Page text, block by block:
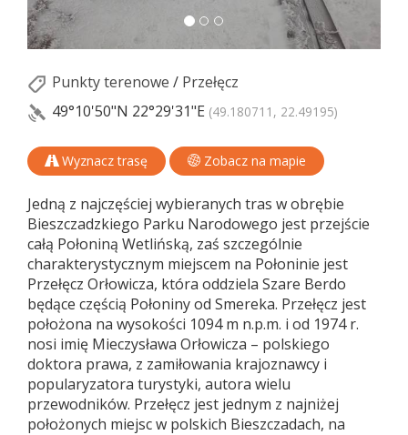
Punkty terenowe / Przełęcz
49°10'50"N 22°29'31"E (49.180711, 22.49195)
Wyznacz trasę Zobacz na mapie
Jedną z najczęściej wybieranych tras w obrębie
Bieszczadzkiego Parku Narodowego jest przejście
całą Połoniną Wetlińską, zaś szczególnie
charakterystycznym miejscem na Połoninie jest
Przełęcz Orłowicza, która oddziela Szare Berdo
będące częścią Połoniny od Smereka. Przełęcz jest
położona na wysokości 1094 m n.p.m. i od 1974 r.
nosi imię Mieczysława Orłowicza – polskiego
doktora prawa, z zamiłowania krajoznawcy i
popularyzatora turystyki, autora wielu
przewodników. Przełęcz jest jednym z najniżej
położonych miejsc w polskich Bieszczadach, na